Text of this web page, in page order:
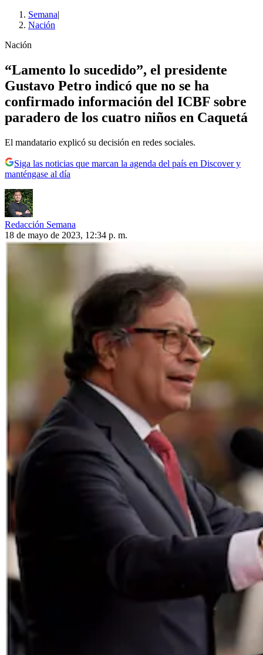
Semana|
Nación
Nación
“Lamento lo sucedido”, el presidente
Gustavo Petro indicó que no se ha
confirmado información del ICBF sobre
paradero de los cuatro niños en Caquetá
El mandatario explicó su decisión en redes sociales.
Siga las noticias que marcan la agenda del país en Discover y
manténgase al día
Redacción Semana
18 de mayo de 2023, 12:34 p. m.